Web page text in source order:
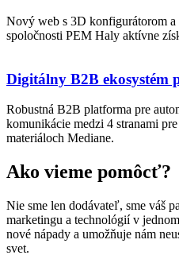
Nový web s 3D konfigurátorom a
spoločnosti PEM Haly aktívne
Digitálny B2B ekosystém
Robustná B2B platforma pre
komunikácie medzi 4 stranami
materiáloch Mediane.
Ako vieme pomôcť?
Nie sme len dodávateľ, sme váš
marketingu a technológií v
nové nápady a umožňuje nám
svet.